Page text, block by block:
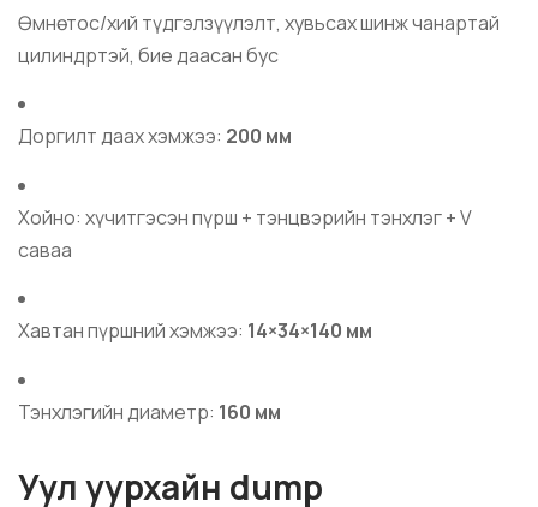
Өмнө: тос/хий түдгэлзүүлэлт, хувьсах шинж чанартай
цилиндртэй, бие даасан бус
Доргилт даах хэмжээ: 200 мм
Хойно: хүчитгэсэн пүрш + тэнцвэрийн тэнхлэг + V
саваа
Хавтан пүршний хэмжээ: 14×34×140 мм
Тэнхлэгийн диаметр: 160 мм
Уул уурхайн dump